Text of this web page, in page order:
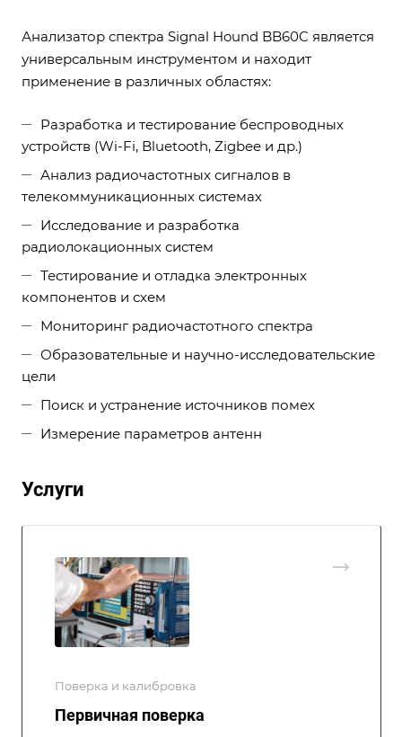
Анализатор спектра Signal Hound BB60C является
универсальным инструментом и находит
применение в различных областях:
Разработка и тестирование беспроводных
устройств (Wi-Fi, Bluetooth, Zigbee и др.)
Анализ радиочастотных сигналов в
телекоммуникационных системах
Исследование и разработка
радиолокационных систем
Тестирование и отладка электронных
компонентов и схем
Мониторинг радиочастотного спектра
Образовательные и научно-исследовательские
цели
Поиск и устранение источников помех
Измерение параметров антенн
Услуги
Поверка и калибровка
Первичная поверка